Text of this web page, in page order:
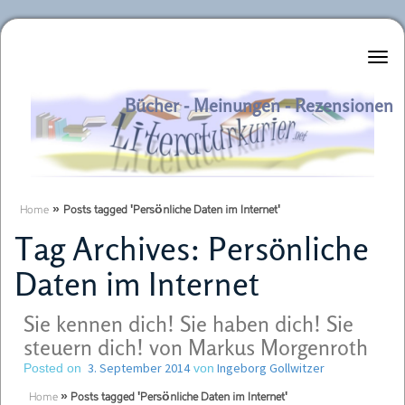
Literaturkurier.net
Bücher - Meinungen - Rezensionen
Home » Posts tagged 'Persönliche Daten im Internet'
Tag Archives: Persönliche
Daten im Internet
Sie kennen dich! Sie haben dich! Sie
steuern dich! von Markus Morgenroth
Posted on 3. September 2014von Ingeborg Gollwitzer
Home » Posts tagged 'Persönliche Daten im Internet'